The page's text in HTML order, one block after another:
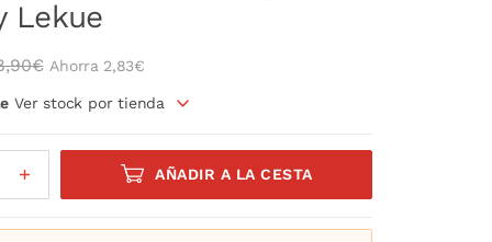
Lekue
Ahorra 2,83€
Ver stock por tienda
AÑADIR A LA CESTA